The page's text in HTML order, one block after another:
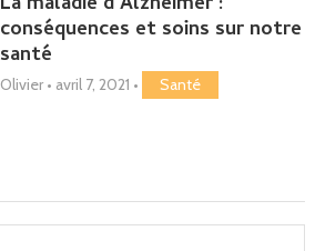
conséquences et soins sur notre
santé
Olivier • avril 7, 2021 • Santé